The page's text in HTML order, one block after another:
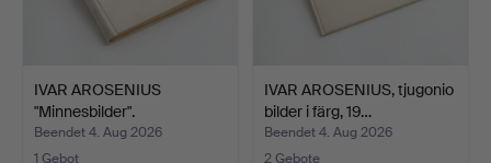
IVAR AROSENIUS
"Minnesbilder".
Beendet 4. Aug 2026
1 Gebot
IVAR AROSENIUS, tjugonio
bilder i färg, 19…
Beendet 4. Aug 2026
2 Gebote